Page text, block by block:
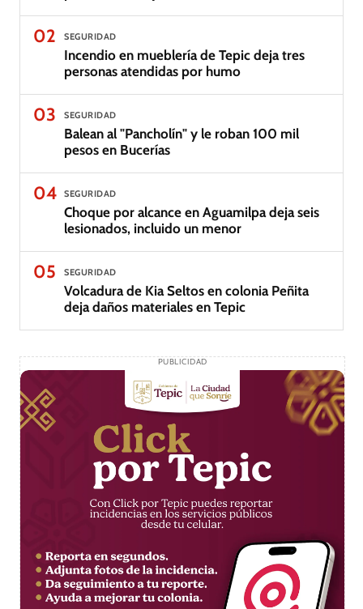
02 SEGURIDAD
Incendio en mueblería de Tepic deja tres
personas atendidas por humo
03 SEGURIDAD
Balean al "Pancholín" y le roban 100 mil
pesos en Bucerías
04 SEGURIDAD
Choque por alcance en Aguamilpa deja seis
lesionados, incluido un menor
05 SEGURIDAD
Volcadura de Kia Seltos en colonia Peñita
deja daños materiales en Tepic
PUBLICIDAD